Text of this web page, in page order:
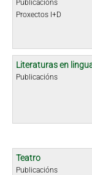
Publicacións
Proxectos I+D
Literaturas en
Publicacións
Teatro
Publicacións